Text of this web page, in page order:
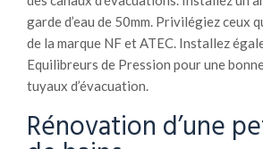
garde d’eau de 50mm. Privilégiez ceux
de la marque NF et ATEC. Installez
Equilibreurs de Pression pour une
tuyaux d’évacuation.
Rénovation d’une